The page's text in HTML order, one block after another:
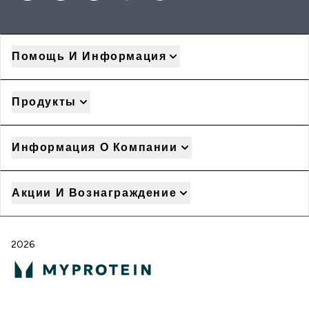
Помощь И Информация
Продукты
Информация О Компании
Акции И Вознаграждение
2026